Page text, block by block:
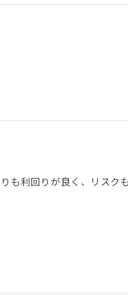
も利回りが良く、リスク